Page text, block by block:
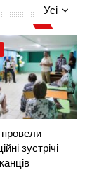
Усі
зустрічі